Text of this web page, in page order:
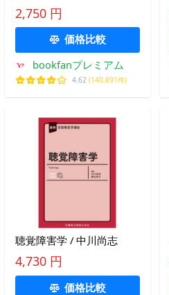
2,750 円
価格比較
bookfanプレミアム
4.62 (140,891件)
聴覚障害学 / 中川尚志
4,730 円
価格比較